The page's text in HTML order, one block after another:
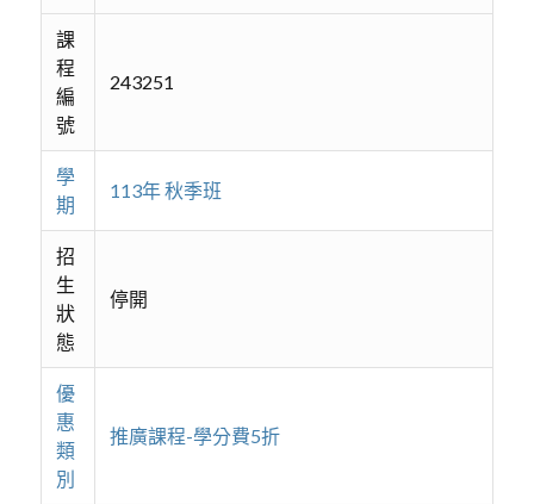
課
程
編
號
243251
學
期
113年 秋季班
招
生
狀
態
停開
優
惠
類
別
推廣課程-學分費5折